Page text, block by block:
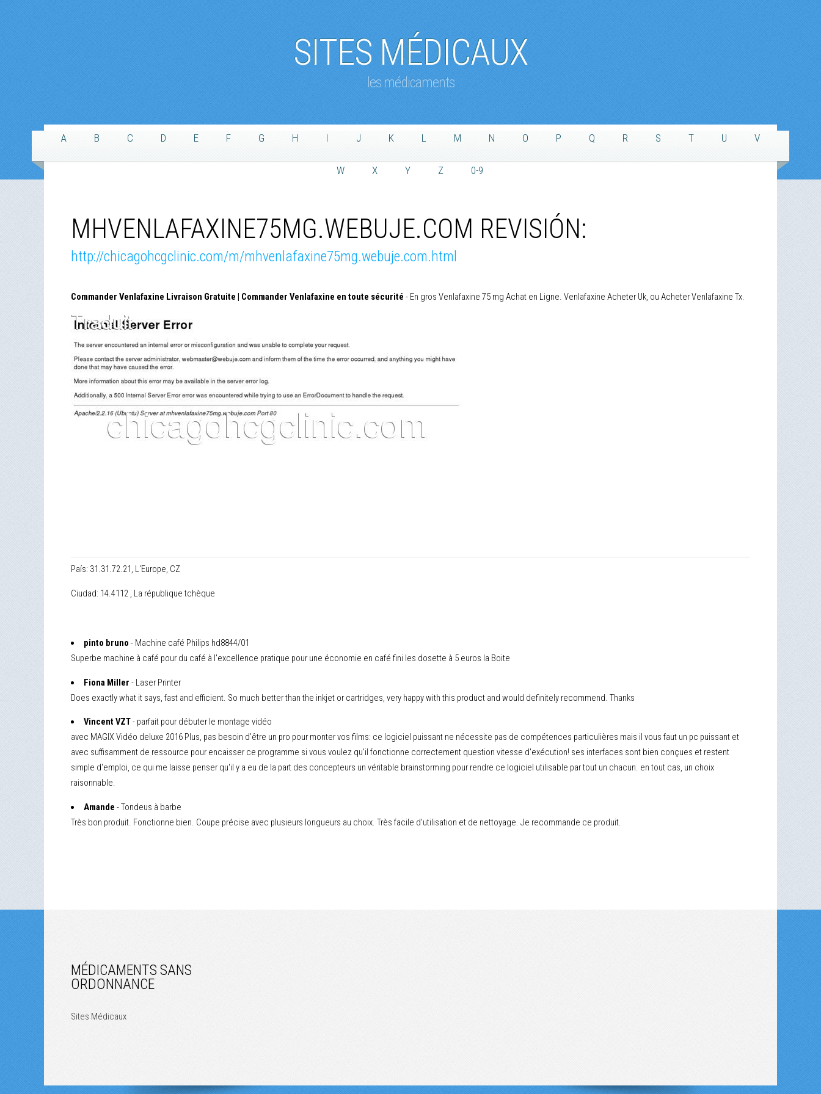
SITES MÉDICAUX
les médicaments
A B C D E F G H I J K L M N O P Q R S T U V
W X Y Z 0-9
MHVENLAFAXINE75MG.WEBUJE.COM REVISIÓN:
http://chicagohcgclinic.com/m/mhvenlafaxine75mg.webuje.com.html
Commander Venlafaxine Livraison Gratuite | Commander Venlafaxine en toute sécurité - En gros Venlafaxine 75 mg Achat en Ligne. Venlafaxine Acheter Uk, ou Acheter Venlafaxine Tx.
País: 31.31.72.21, L'Europe, CZ
Ciudad: 14.4112 , La république tchèque
pinto bruno - Machine café Philips hd8844/01
Superbe machine à café pour du café à l'excellence pratique pour une économie en café fini les dosette à 5 euros la Boite
Fiona Miller - Laser Printer
Does exactly what it says, fast and efficient. So much better than the inkjet or cartridges, very happy with this product and would definitely recommend. Thanks
Vincent VZT- parfait pour débuter le montage vidéo
avec MAGIX Vidéo deluxe 2016 Plus, pas besoin d'être un pro pour monter vos films: ce logiciel puissant ne nécessite pas de compétences particulières mais il vous faut un pc puissant et
avec suffisamment de ressource pour encaisser ce programme si vous voulez qu'il fonctionne correctement question vitesse d'exécution! ses interfaces sont bien conçues et restent
simple d'emploi, ce qui me laisse penser qu'il y a eu de la part des concepteurs un véritable brainstorming pour rendre ce logiciel utilisable par tout un chacun. en tout cas, un choix
raisonnable.
Amande - Tondeus à barbe
Très bon produit. Fonctionne bien. Coupe précise avec plusieurs longueurs au choix. Très facile d'utilisation et de nettoyage. Je recommande ce produit.
MÉDICAMENTS SANS
ORDONNANCE
Sites Médicaux